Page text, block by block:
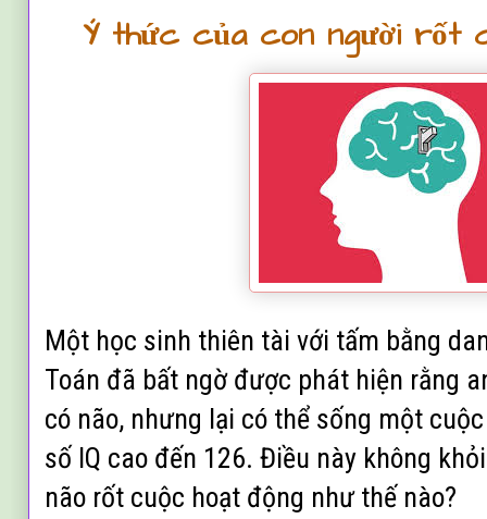
Ý thức của con người rốt
Một học sinh thiên tài với tấm bằng
Toán đã bất ngờ được phát hiện rằng
có não, nhưng lại có thể sống một
số IQ cao đến 126. Điều này không
não rốt cuộc hoạt động như thế nào?